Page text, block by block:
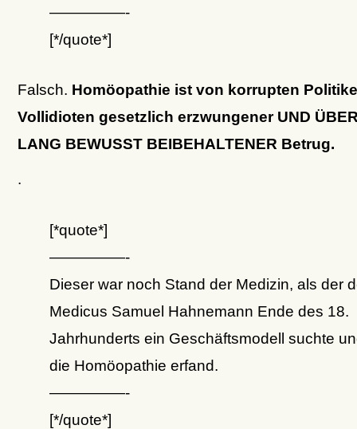
—————-
[*/quote*]
Falsch. Homöopathie ist von korrupten
Vollidioten gesetzlich erzwungener UND
LANG BEWUSST BEIBEHALTENER Betrug.
.
[*quote*]
—————-
Dieser war noch Stand der Medizin, als der
Medicus Samuel Hahnemann Ende des 18.
Jahrhunderts ein Geschäftsmodell suchte
die Homöopathie erfand.
—————-
[*/quote*]